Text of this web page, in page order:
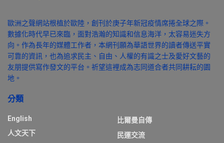
歐洲之聲網站根植於歐陸，創刊於庚子年新冠疫情席捲全球之際。
數據化時代早已來臨，面對浩瀚的知識和信息海洋，太容易迷失方
向。作為長年的媒體工作者，本網刊願為華語世界的讀者傳送平實
可靠的資訊，也為追求民主、自由、人權的有識之士及愛好文藝的
友朋提供寫作發文的平台。祈望這裡成為志同道合者共同耕耘的園
地。
分類
English
人文天下
比爾曼自傳
民運交流